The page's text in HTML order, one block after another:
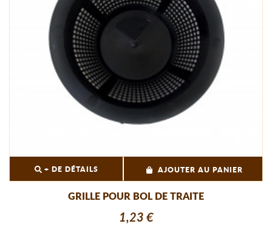
+ DE DÉTAILS AJOUTER AU PANIER
GRILLE POUR BOL DE TRAITE
1,23 €